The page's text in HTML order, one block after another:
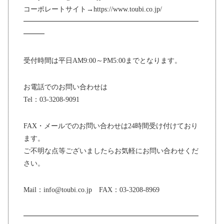
コーポレートサイト→https://www.toubi.co.jp/
━━━━━━━━━━━━━━━━━━━━━━━━━
━━━
受付時間は平日AM9:00～PM5:00までとなります。
お電話でのお問い合わせは
Tel：03-3208-9091
FAX・メールでのお問い合わせは24時間受け付けており
ます。
ご不明な点等ございましたらお気軽にお問い合わせくだ
さい。
Mail：info@toubi.co.jp FAX：03-3208-8969
━━━━━━━━━━━━━━━━━━━━━━━━━